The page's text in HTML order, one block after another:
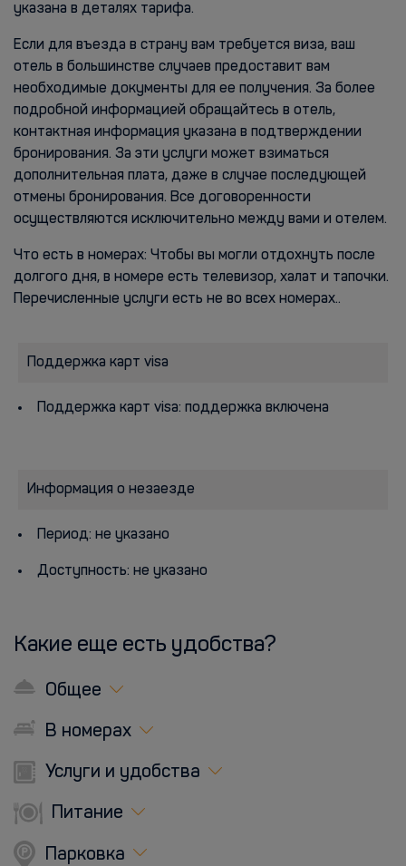
указана в деталях тарифа.
Если для въезда в страну вам требуется виза, ваш
отель в большинстве случаев предоставит вам
необходимые документы для ее получения. За более
подробной информацией обращайтесь в отель,
контактная информация указана в подтверждении
бронирования. За эти услуги может взиматься
дополнительная плата, даже в случае последующей
отмены бронирования. Все договоренности
осуществляются исключительно между вами и отелем.
Что есть в номерах: Чтобы вы могли отдохнуть после
долгого дня, в номере есть телевизор, халат и тапочки.
Перечисленные услуги есть не во всех номерах..
Поддержка карт visa
Поддержка карт visa: поддержка включена
Информация о незаезде
Период: не указано
Доступность: не указано
Какие еще есть удобства?
Общее
В номерах
Услуги и удобства
Питание
Парковка